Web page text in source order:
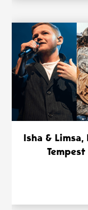
Isha &